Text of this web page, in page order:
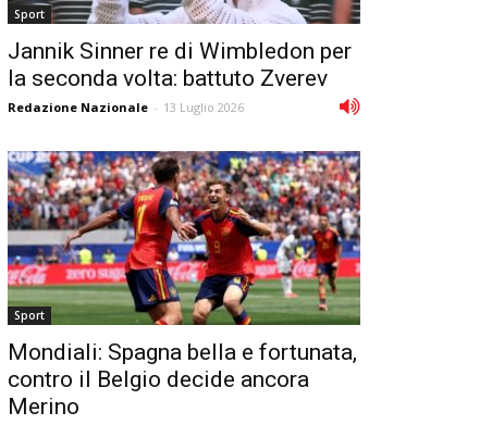
Sport
Jannik Sinner re di Wimbledon per
la seconda volta: battuto Zverev
Redazione Nazionale - 13 Luglio 2026
Sport
Mondiali: Spagna bella e fortunata,
contro il Belgio decide ancora
Merino